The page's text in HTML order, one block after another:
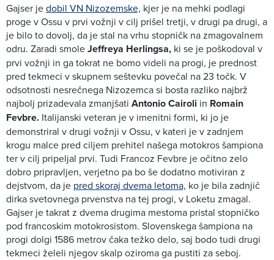
Gajser jedobil VN Nizozemske, kjer je na mehki podlagi
proge v Ossu v prvi vožnji v cilj prišel tretji, v drugi pa drugi, a
je bilo to dovolj, da je stal na vrhu stopničk na zmagovalnem
odru. Zaradi smoleJeffreya Herlingsa, ki se je poškodoval v
prvi vožnji in ga tokrat ne bomo videli na progi, je prednost
pred tekmeci v skupnem seštevku povečal na 23 točk. V
odsotnosti nesrečnega Nizozemca si bosta razliko najbrž
najbolj prizadevala zmanjšati Antonio Cairoli in Romain
Fevbre. Italijanski veteran je v imenitni formi, ki jo je
demonstriral v drugi vožnji v Ossu, v kateri je v zadnjem
krogu malce pred ciljem prehitel našega motokros šampiona
ter v cilj pripeljal prvi. Tudi Francoz Fevbre je očitno zelo
dobro pripravljen, verjetno pa bo še dodatno motiviran z
dejstvom, da je pred skoraj dvema letoma, ko je bila zadnjič
dirka svetovnega prvenstva na tej progi, v Loketu zmagal.
Gajser je takrat z dvema drugima mestoma pristal stopničko
pod francoskim motokrosistom. Slovenskega šampiona na
progi dolgi 1586 metrov čaka težko delo, saj bodo tudi drugi
tekmeci želeli njegov skalp oziroma ga pustiti za seboj.